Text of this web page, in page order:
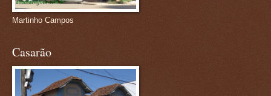
Martinho Campos
Casarão